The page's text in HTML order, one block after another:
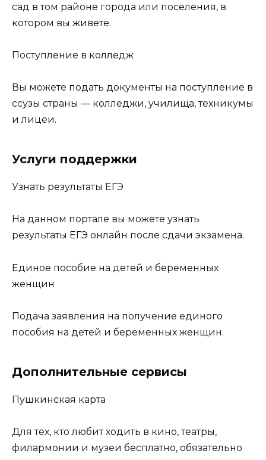
сад в том районе города или поселения, в
котором вы живете.
Поступление в колледж
Вы можете подать документы на поступление в
ссузы страны — колледжи, училища, техникумы
и лицеи.
Услуги поддержки
Узнать результаты ЕГЭ
На данном портале вы можете узнать
результаты ЕГЭ онлайн после сдачи экзамена.
Единое пособие на детей и беременных
женщин
Подача заявления на получение единого
пособия на детей и беременных женщин.
Дополнительные сервисы
Пушкинская карта
Для тех, кто любит ходить в кино, театры,
филармонии и музеи бесплатно, обязательно